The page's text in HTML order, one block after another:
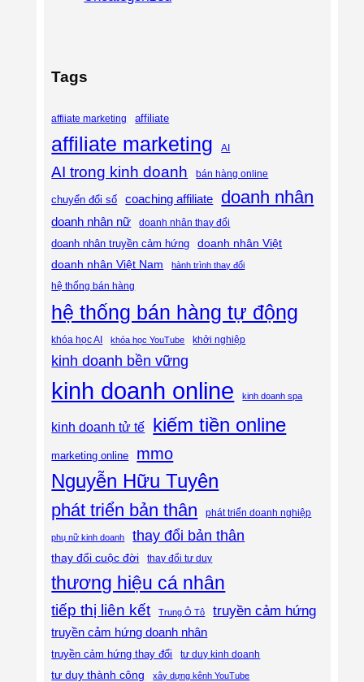
Tags
affiiate marketing affiliate
affiliate marketing AI
AI trong kinh doanh bán hàng online
chuyển đổi số coaching affiliate doanh nhân
doanh nhân nữ doanh nhân thay đổi
doanh nhân truyền cảm hứng
doanh nhân Việt
doanh nhân Việt Nam
hành trình thay đổi
hệ thống bán hàng
hệ thống bán hàng tự động
khóa học AI khóa học YouTube khởi nghiệp
kinh doanh bền vững
kinh doanh online kinh doanh spa
kinh doanh tử tế kiếm tiền online
marketing online mmo
Nguyễn Hữu Tuyên
phát triển bản thân phát triển doanh nghiệp
phụ nữ kinh doanh thay đổi bản thân
thay đổi cuộc đời thay đổi tư duy
thương hiệu cá nhân
tiếp thị liên kết Trung Ô Tô truyền cảm hứng
truyền cảm hứng doanh nhân
truyền cảm hứng thay đổi tư duy kinh doanh
tư duy thành công xây dựng kênh YouTube